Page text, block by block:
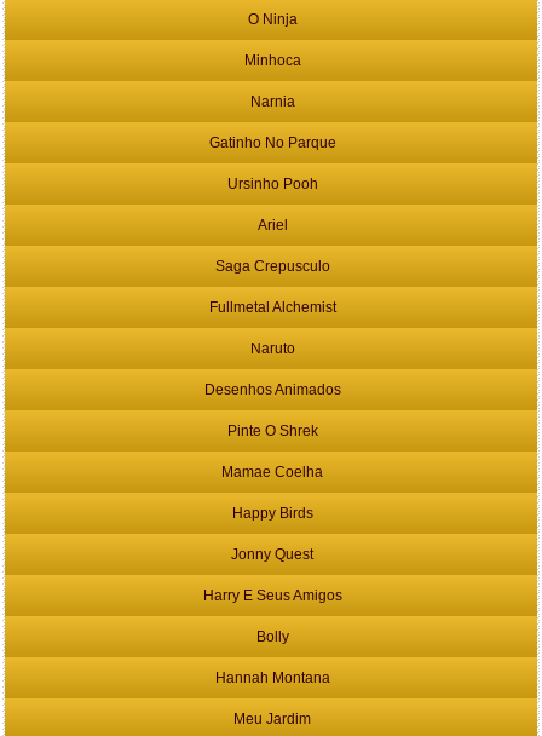
O Ninja
Minhoca
Narnia
Gatinho No Parque
Ursinho Pooh
Ariel
Saga Crepusculo
Fullmetal Alchemist
Naruto
Desenhos Animados
Pinte O Shrek
Mamae Coelha
Happy Birds
Jonny Quest
Harry E Seus Amigos
Bolly
Hannah Montana
Meu Jardim